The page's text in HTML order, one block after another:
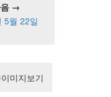
음 →
5월 22일
미지보기